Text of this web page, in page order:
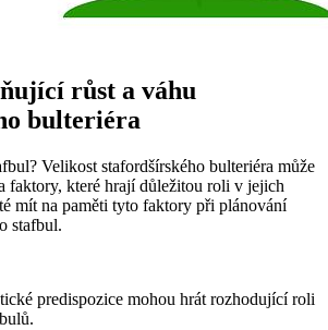
růst a váhu
bulteriéra
Velikost stafordšírského bulteriéra může
faktory, které hrají důležitou roli v jejich
mít na paměti tyto faktory při plánování
stafbul.
predispozice mohou hrát rozhodující roli